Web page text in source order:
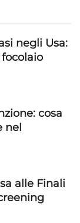
negli Usa:
cosa
nel
alle Finali